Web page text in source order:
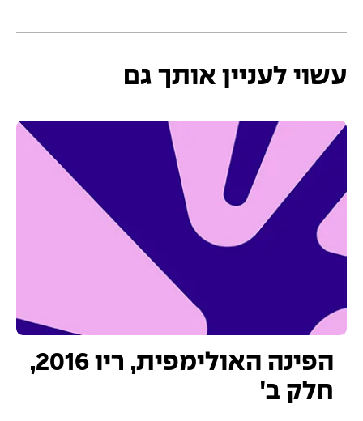
עשוי לעניין אותך גם
הפינה האולימפית, ריו 2016,
חלק ב'